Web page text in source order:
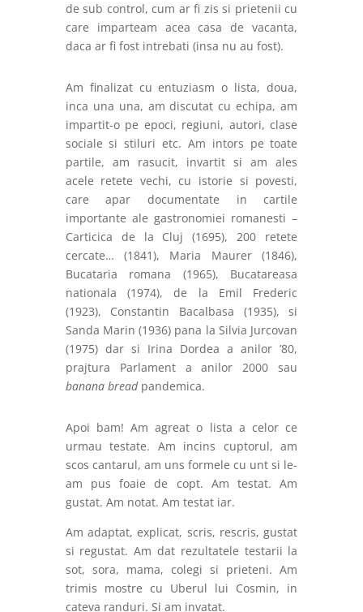
de sub control, cum ar fi zis si prietenii cu
care imparteam acea casa de vacanta,
daca ar fi fost intrebati (insa nu au fost).
Am finalizat cu entuziasm o lista, doua,
inca una una, am discutat cu echipa, am
impartit-o pe epoci, regiuni, autori, clase
sociale si stiluri etc. Am intors pe toate
partile, am rasucit, invartit si am ales
acele retete vechi, cu istorie si povesti,
care apar documentate in cartile
importante ale gastronomiei romanesti –
Carticica de la Cluj (1695), 200 retete
cercate… (1841), Maria Maurer (1846),
Bucataria romana (1965), Bucatareasa
nationala (1974), de la Emil Frederic
(1923), Constantin Bacalbasa (1935), si
Sanda Marin (1936) pana la Silvia Jurcovan
(1975) dar si Irina Dordea a anilor ’80,
prajtura Parlament a anilor 2000 sau
banana breadpandemica.
Apoi bam! Am agreat o lista a celor ce
urmau testate. Am incins cuptorul, am
scos cantarul, am uns formele cu unt si le-
am pus foaie de copt. Am testat. Am
gustat. Am notat. Am testat iar.
Am adaptat, explicat, scris, rescris, gustat
si regustat. Am dat rezultatele testarii la
sot, sora, mama, colegi si prieteni. Am
trimis mostre cu Uberul lui Cosmin, in
cateva randuri. Si am invatat.